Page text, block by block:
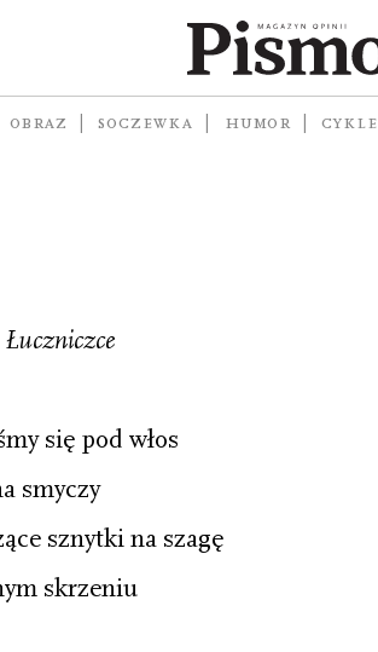
OBRAZ SOCZEWKA HUMOR CYKLE
Łuczniczce
się pod włos
smyczy
sznytki na szagę
skrzeniu